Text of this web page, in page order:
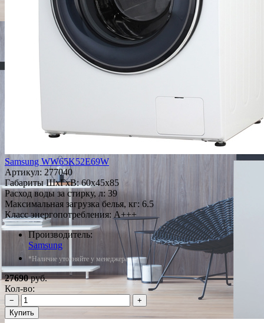
Samsung WW65K52E69W
Артикул: 277040
Габариты ШxГxВ: 60x45x85
Расход воды за стирку, л: 39
Максимальная загрузка белья, кг: 6.5
Класс энергопотребления: A+++
Производитель:
Samsung
*Наличие уточняйте у менеджера
27690руб.
Кол-во:
−
+
Купить